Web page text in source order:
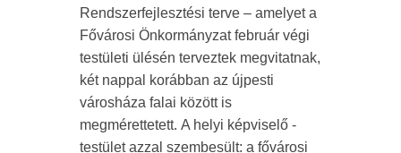
Rendszerfejlesztési terve – amelyet a
Fővárosi Önkormányzat február végi
testületi ülésén terveztek megvitatnak,
két nappal korábban az újpesti
városháza falai között is
megmérettetett. A helyi képviselő -
testület azzal szembesült: a fővárosi